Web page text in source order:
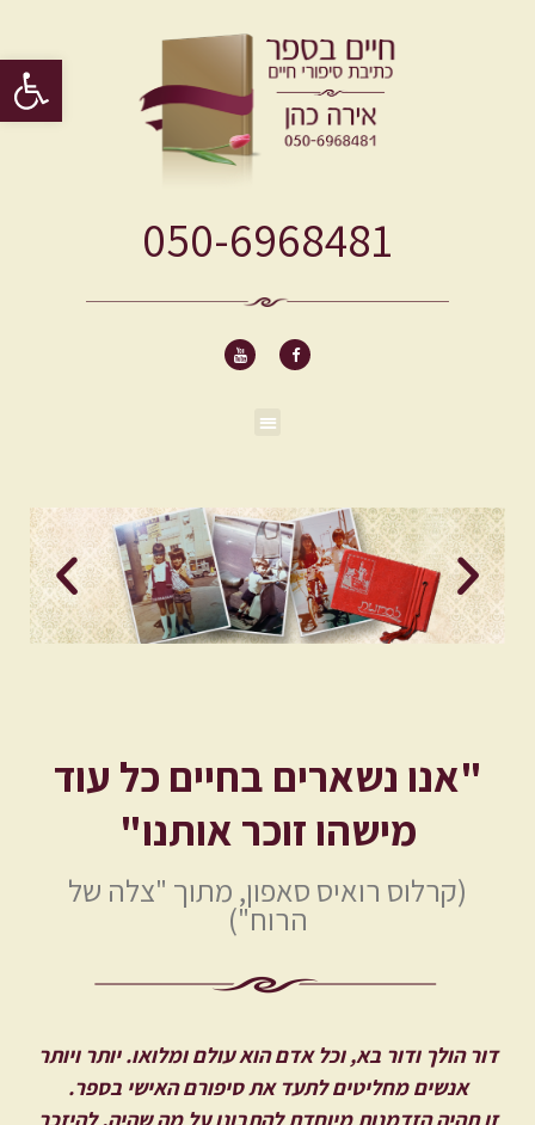
050-6968481
"אנו נשארים בחיים כל עוד
מישהו זוכר אותנו"
(קרלוס רואיס סאפון, מתוך "צלה של
הרוח")
דור הולך ודור בא, וכל אדם הוא עולם ומלואו. יותר ויותר
אנשים מחליטים לתעד את סיפורם האישי בספר.
זו תהיה הזדמנות מיוחדת להתבונן על מה שהיה, להיזכר
פתח